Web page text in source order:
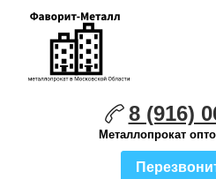
8 (916)
Металлопрокат